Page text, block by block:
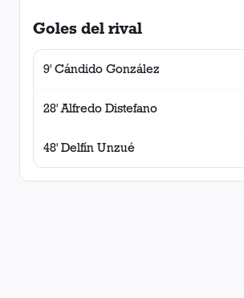
Goles del rival
9' Cándido González
28' Alfredo Distefano
48' Delfín Unzué